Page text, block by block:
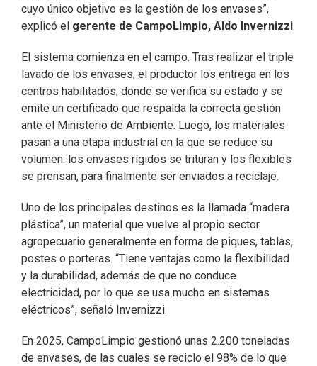
cuyo único objetivo es la gestión de los envases”,
explicó el gerente de CampoLimpio, Aldo Invernizzi.
El sistema comienza en el campo. Tras realizar el triple
lavado de los envases, el productor los entrega en los
centros habilitados, donde se verifica su estado y se
emite un certificado que respalda la correcta gestión
ante el Ministerio de Ambiente. Luego, los materiales
pasan a una etapa industrial en la que se reduce su
volumen: los envases rígidos se trituran y los flexibles
se prensan, para finalmente ser enviados a reciclaje.
Uno de los principales destinos es la llamada “madera
plástica”, un material que vuelve al propio sector
agropecuario generalmente en forma de piques, tablas,
postes o porteras. “Tiene ventajas como la flexibilidad
y la durabilidad, además de que no conduce
electricidad, por lo que se usa mucho en sistemas
eléctricos”, señaló Invernizzi.
En 2025, CampoLimpio gestionó unas 2.200 toneladas
de envases, de las cuales se reciclo el 98% de lo que